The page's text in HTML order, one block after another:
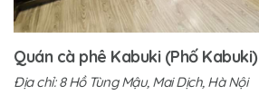
Quán cà phê Kabuki (Phố Kabuki)
Địa chỉ: 8 Hồ Tùng Mậu, Mai Dịch, Hà Nội